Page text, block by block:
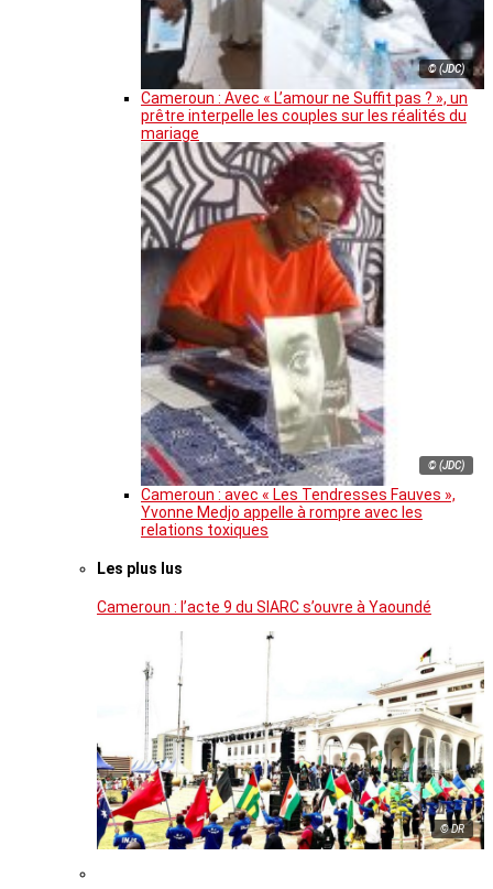
© (JDC)
Cameroun : Avec « L’amour ne Suffit pas ? », un
prêtre interpelle les couples sur les réalités du
mariage
© (JDC)
Cameroun : avec « Les Tendresses Fauves »,
Yvonne Medjo appelle à rompre avec les
relations toxiques
Les plus lus
Cameroun : l’acte 9 du SIARC s’ouvre à Yaoundé
© DR